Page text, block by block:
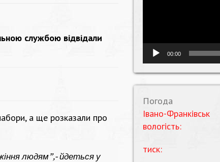
службою відвідали
а ще розказали про
людям”,- йдеться у
00:00
Погода
Івано-Франківськ
вологість:
тиск: